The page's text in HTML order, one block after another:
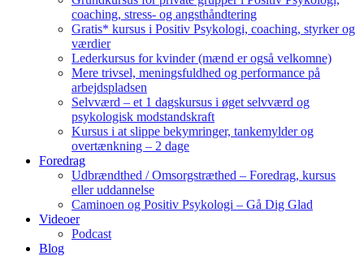
coaching, stress- og angsthåndtering
Gratis* kursus i Positiv Psykologi, coaching, styrker og
værdier
Lederkursus for kvinder (mænd er også velkomne)
Mere trivsel, meningsfuldhed og performance på
arbejdspladsen
Selvværd – et 1 dagskursus i øget selvværd og
psykologisk modstandskraft
Kursus i at slippe bekymringer, tankemylder og
overtænkning – 2 dage
Foredrag
Udbrændthed / Omsorgstræthed – Foredrag, kursus
eller uddannelse
Caminoen og Positiv Psykologi – Gå Dig Glad
Videoer
Podcast
Blog